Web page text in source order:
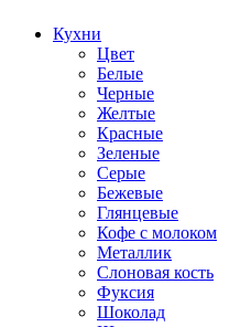
Кухни
Цвет
Белые
Черные
Желтые
Красные
Зеленые
Серые
Бежевые
Глянцевые
Кофе с молоком
Металлик
Слоновая кость
Фуксия
Шоколад